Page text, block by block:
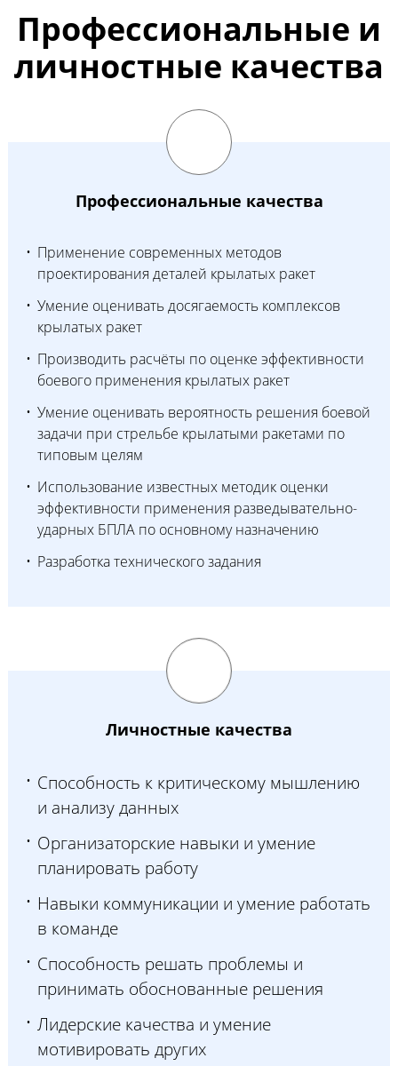
Профессиональные и
личностные качества
Профессиональные качества
Применение современных методов
проектирования деталей крылатых ракет
Умение оценивать досягаемость комплексов
крылатых ракет
Производить расчёты по оценке эффективности
боевого применения крылатых ракет
Умение оценивать вероятность решения боевой
задачи при стрельбе крылатыми ракетами по
типовым целям
Использование известных методик оценки
эффективности применения разведывательно-
ударных БПЛА по основному назначению
Разработка технического задания
Личностные качества
Способность к критическому мышлению
и анализу данных
Организаторские навыки и умение
планировать работу
Навыки коммуникации и умение работать
в команде
Способность решать проблемы и
принимать обоснованные решения
Лидерские качества и умение
мотивировать других